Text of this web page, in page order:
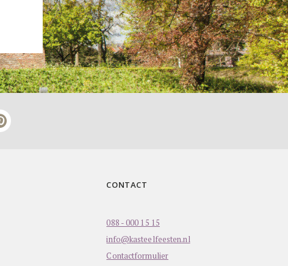
CONTACT
088 - 000 15 15
info@kasteelfeesten.nl
Contactformulier